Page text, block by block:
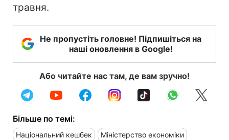
травня.
Не пропустіть головне! Підпишіться на
наші оновлення в Google!
Або читайте нас там, де вам зручно!
Більше по темі:
Національний кешбек Міністерство економіки